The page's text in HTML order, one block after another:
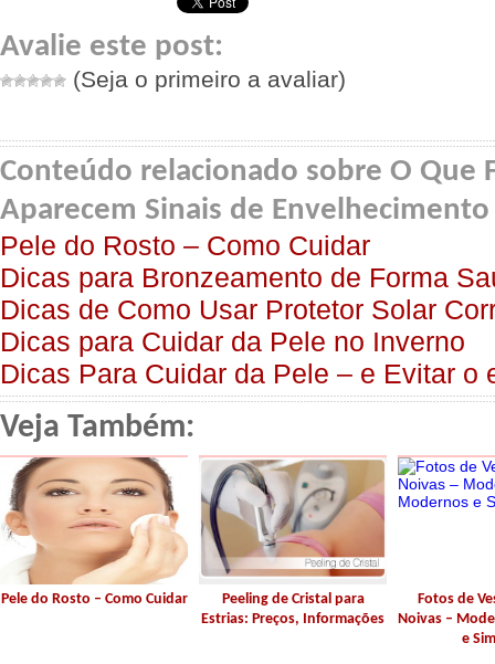
Avalie este post:
(Seja o primeiro a avaliar)
Conteúdo relacionado sobre O Que
Aparecem Sinais de Envelhecimento
Pele do Rosto – Como Cuidar
Dicas para Bronzeamento de Forma
Dicas de Como Usar Protetor Solar
Dicas para Cuidar da Pele no Inverno
Dicas Para Cuidar da Pele – e Evitar o
Veja Também:
Pele do Rosto – Como Cuidar
Peeling de Cristal para
Estrias: Preços, Informações
Fotos de
Noivas –
e